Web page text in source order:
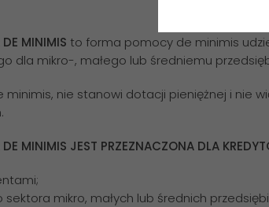
MINIMIS to forma pomocy de minimis
dla mikro-, małego lub średniemu
minimis, nie stanowi dotacji pieniężnej i nie
MINIMIS JEST PRZEZNACZONA DLA
mikro, małych lub średnich